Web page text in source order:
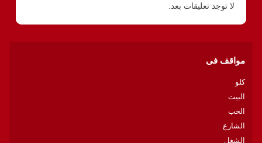
لا توجد تعليقات بعد.
مواقف فى
كلو
البيت
الحب
الشارع
الشغل